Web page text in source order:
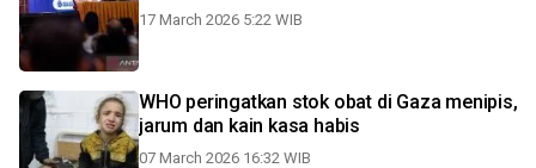
17 March 2026 5:22 WIB
WHO peringatkan stok obat di Gaza menipis,
jarum dan kain kasa habis
07 March 2026 16:32 WIB